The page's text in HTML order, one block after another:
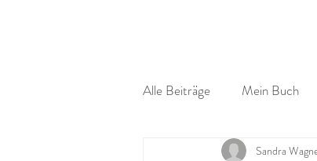
Alle Beiträge Mein Buch
Sandra